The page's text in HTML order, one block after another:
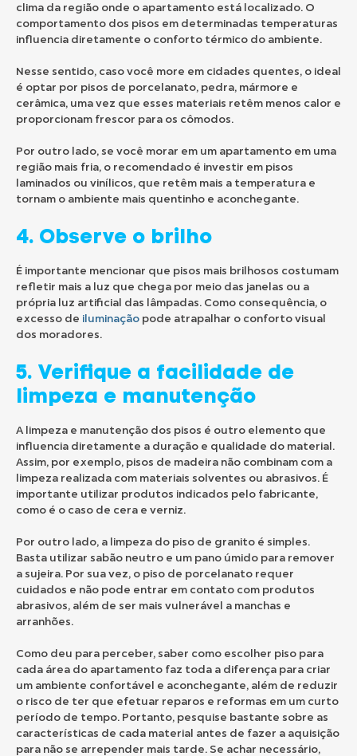
clima da região onde o apartamento está localizado. O
comportamento dos pisos em determinadas temperaturas
influencia diretamente o conforto térmico do ambiente.
Nesse sentido, caso você more em cidades quentes, o ideal
é optar por pisos de porcelanato, pedra, mármore e
cerâmica, uma vez que esses materiais retêm menos calor e
proporcionam frescor para os cômodos.
Por outro lado, se você morar em um apartamento em uma
região mais fria, o recomendado é investir em pisos
laminados ou vinílicos, que retêm mais a temperatura e
tornam o ambiente mais quentinho e aconchegante.
4. Observe o brilho
É importante mencionar que pisos mais brilhosos costumam
refletir mais a luz que chega por meio das janelas ou a
própria luz artificial das lâmpadas. Como consequência, o
excesso de iluminação pode atrapalhar o conforto visual
dos moradores.
5. Verifique a facilidade de
limpeza e manutenção
A limpeza e manutenção dos pisos é outro elemento que
influencia diretamente a duração e qualidade do material.
Assim, por exemplo, pisos de madeira não combinam com a
limpeza realizada com materiais solventes ou abrasivos. É
importante utilizar produtos indicados pelo fabricante,
como é o caso de cera e verniz.
Por outro lado, a limpeza do piso de granito é simples.
Basta utilizar sabão neutro e um pano úmido para remover
a sujeira. Por sua vez, o piso de porcelanato requer
cuidados e não pode entrar em contato com produtos
abrasivos, além de ser mais vulnerável a manchas e
arranhões.
Como deu para perceber, saber como escolher piso para
cada área do apartamento faz toda a diferença para criar
um ambiente confortável e aconchegante, além de reduzir
o risco de ter que efetuar reparos e reformas em um curto
período de tempo. Portanto, pesquise bastante sobre as
características de cada material antes de fazer a aquisição
para não se arrepender mais tarde. Se achar necessário,